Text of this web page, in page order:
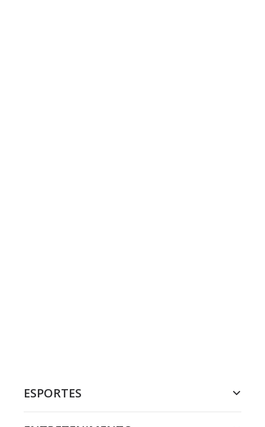
ESPORTES